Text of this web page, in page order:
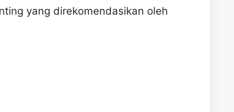
yang direkomendasikan oleh